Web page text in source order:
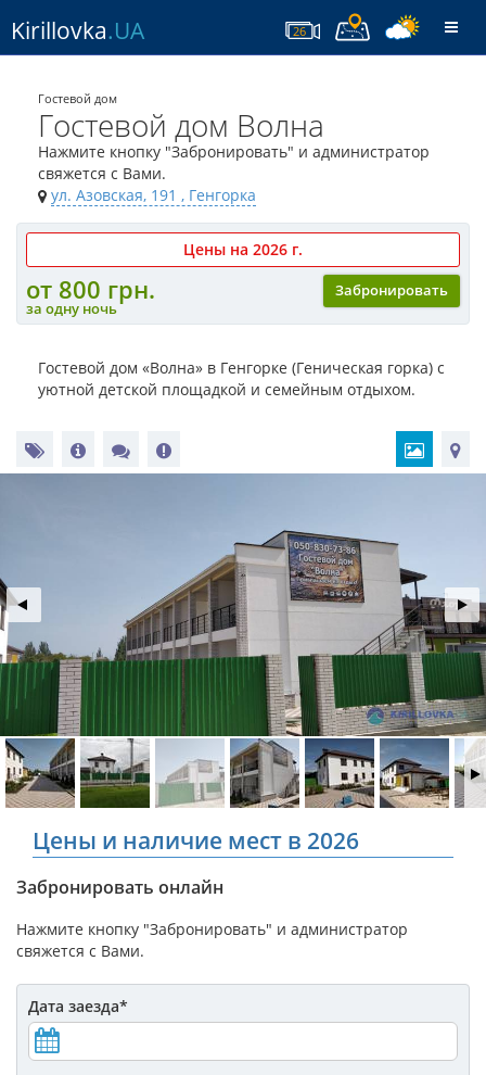
Kirillovka.UA 26
Гостевой дом
Гостевой дом Волна
Нажмите кнопку "Забронировать" и администратор
свяжется с Вами.
ул. Азовская, 191 , Генгорка
Цены на 2026 г.
Забронировать
от 800 грн.
за одну ночь
Гостевой дом «Волна» в Генгорке (Геническая горка) с
уютной детской площадкой и семейным отдыхом.
Цены и наличие мест в 2026
Забронировать онлайн
Нажмите кнопку "Забронировать" и администратор
свяжется с Вами.
Дата заезда*